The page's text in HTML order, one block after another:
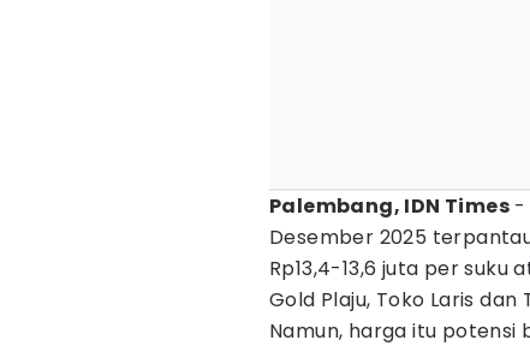
Palembang, IDN Times -
Desember 2025
Rp13,4-13,6 juta per suku
Gold Plaju, Toko Laris
Namun, harga itu